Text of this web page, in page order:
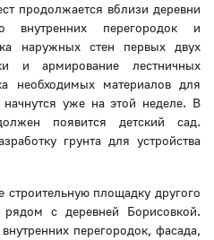
продолжается вблизи деревни
внутренних перегородок и
наружных стен первых двух
и армирование лестничных
необходимых материалов для
уже на этой неделе. В
появится детский сад.
грунта для устройства
площадку другого
с деревней Борисовкой.
перегородок, фасада,